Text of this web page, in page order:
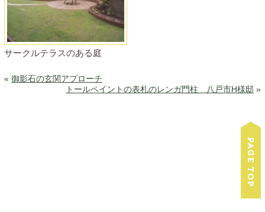
サークルテラスのある庭
« 御影石の玄関アプローチ
トールペイントの表札のレンガ門柱 八戸市H様邸 »